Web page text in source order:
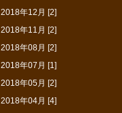
2018年12月 [2]
2018年11月 [2]
2018年08月 [2]
2018年07月 [1]
2018年05月 [2]
2018年04月 [4]